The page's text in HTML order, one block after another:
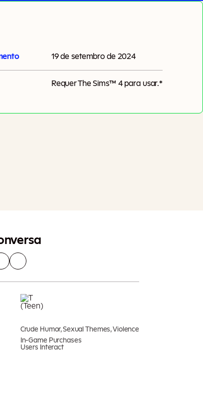
19 de setembro de 2024
RequerThe Sims™ 4para usar.*
Crude Humor, Sexual Themes, Violence
In-Game Purchases
Users Interact